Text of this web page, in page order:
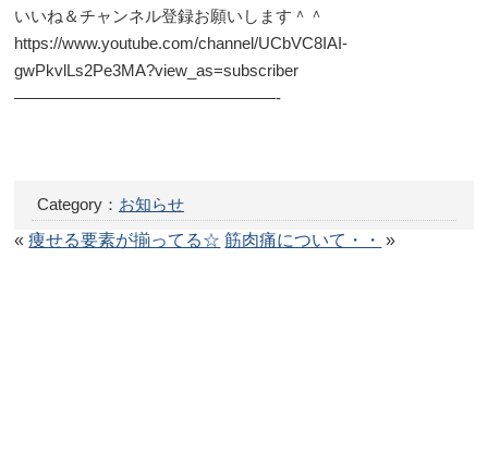
いいね＆チャンネル登録お願いします＾＾
https://www.youtube.com/channel/UCbVC8IAI-
gwPkvlLs2Pe3MA?view_as=subscriber
————————————————-
Category： お知らせ
«痩せる要素が揃ってる☆ 筋肉痛について・・ »